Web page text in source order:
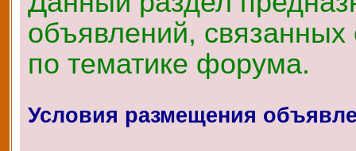
объявлений,
по тематике форума.
Условия размещения